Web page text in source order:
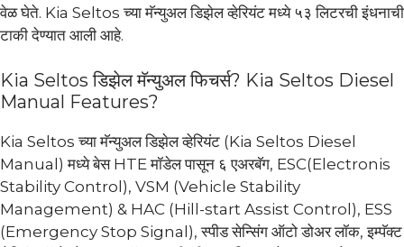
वेळ घेते. Kia Seltos च्या मॅन्युअल डिझेल व्हेरियंट मध्ये ५३ लिटरची इंधनाची
टाकी देण्यात आली आहे.
Kia Seltos डिझेल मॅन्युअल फिचर्स? Kia Seltos Diesel
Manual Features?
Kia Seltos च्या मॅन्युअल डिझेल व्हेरियंट (Kia Seltos Diesel
Manual) मध्ये बेस HTE मॉडेल पासून ६ एअरबॅग, ESC(Electronis
Stability Control), VSM (Vehicle Stability
Management) & HAC (Hill-start Assist Control), ESS
(Emergency Stop Signal), स्पीड सेन्सिंग ऑटो डोअर लॉक, इम्पॅक्ट